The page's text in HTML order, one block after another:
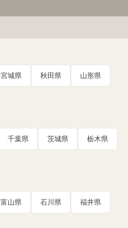
宮城県 秋田県 山形県
千葉県 茨城県 栃木県
富山県 石川県 福井県